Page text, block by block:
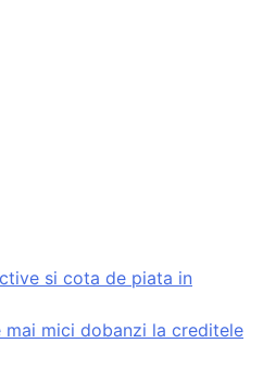
si cota de piata in
mici dobanzi la creditele